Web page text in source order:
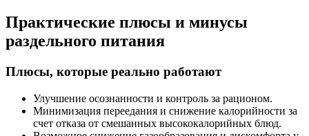
Практические плюсы и минусы
раздельного питания
Плюсы, которые реально работают
Улучшение осознанности и контроль за рационом.
Минимизация переедания и снижение калорийности за
счет отказа от смешанных высококалорийных блюд.